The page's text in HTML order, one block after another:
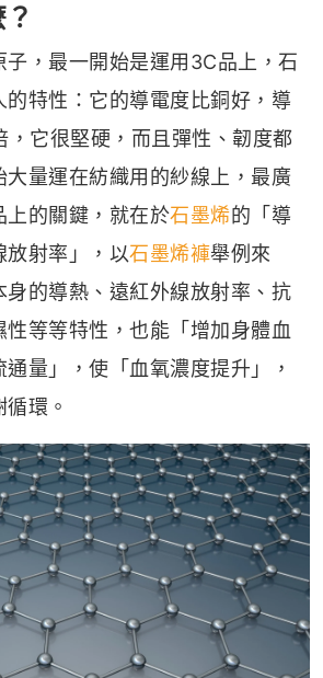
子，最一開始是運用3C品上，石
的特性：它的導電度比銅好，導
，它很堅硬，而且彈性、韌度都
大量運在紡織用的紗線上，最廣
上的關鍵，就在於石墨烯的「導
放射率」，以石墨烯褲舉例來
身的導熱、遠紅外線放射率、抗
等等特性，也能「增加身體血
量」，使「血氧濃度提升」，
環。